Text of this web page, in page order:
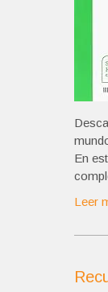
En
Leer